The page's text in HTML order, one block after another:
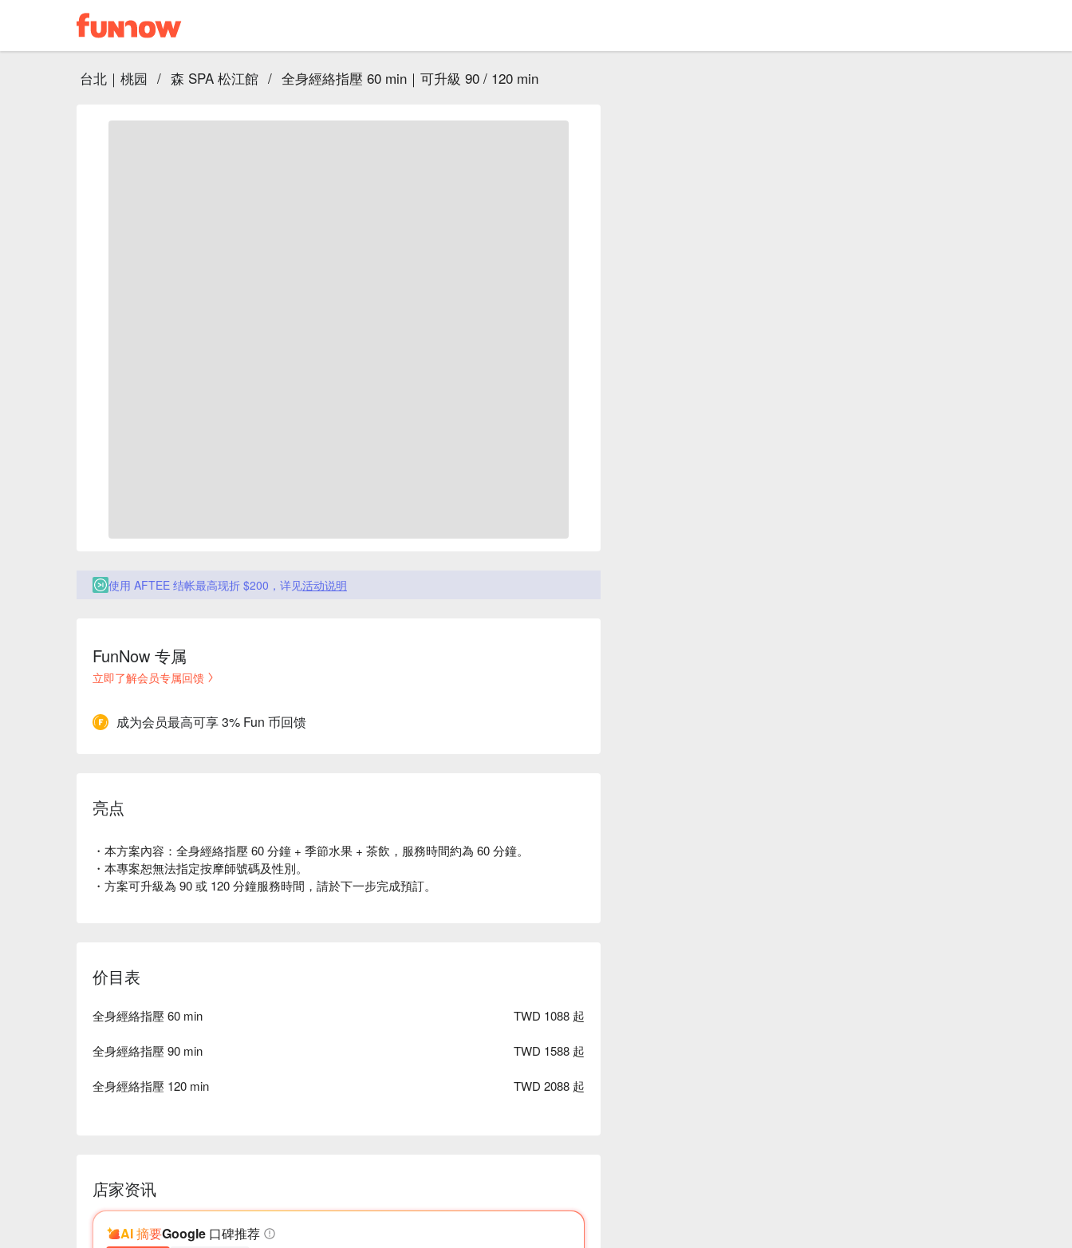
台北｜桃园 / 森 SPA 松江館 / 全身經絡指壓 60 min｜可升級 90 / 120 min
使用 AFTEE 结帐最高现折 $200，详见活动说明
FunNow 专属
立即了解会员专属回馈
成为会员最高可享 3% Fun 币回馈
亮点
・本方案內容：全身經絡指壓 60 分鐘 + 季節水果 + 茶飲，服務時間約為 60 分鐘。
・本專案恕無法指定按摩師號碼及性別。
・方案可升級為 90 或 120 分鐘服務時間，請於下一步完成預訂。
价目表
全身經絡指壓 60 min TWD 1088 起
全身經絡指壓 90 min TWD 1588 起
全身經絡指壓 120 min TWD 2088 起
店家资讯
AI 摘要Google 口碑推荐